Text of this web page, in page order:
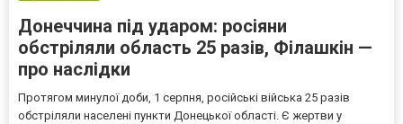
Донеччина під ударом: росіяни
обстріляли область 25 разів, Філашкін —
про наслідки
Протягом минулої доби, 1 серпня, російські війська 25 разів
обстріляли населені пункти Донецької області. Є жертви у